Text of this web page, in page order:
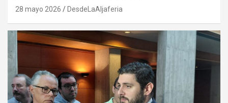
28 mayo 2026 DesdeLaAljaferia